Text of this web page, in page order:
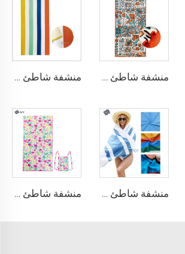
منشفة شاطئ ميكروفايبر بنسيج الوا플 منشفة شاطئ ميكروفايبر تيري
منشفة شاطئ ميكروفايبر منشفة شاطئ للسفر